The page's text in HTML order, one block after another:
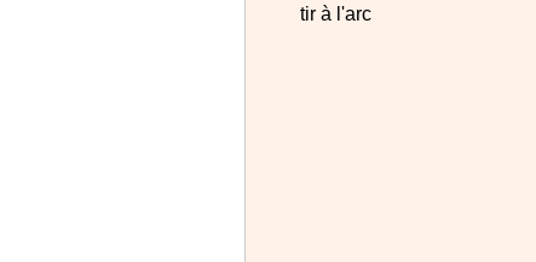
tir à l'arc